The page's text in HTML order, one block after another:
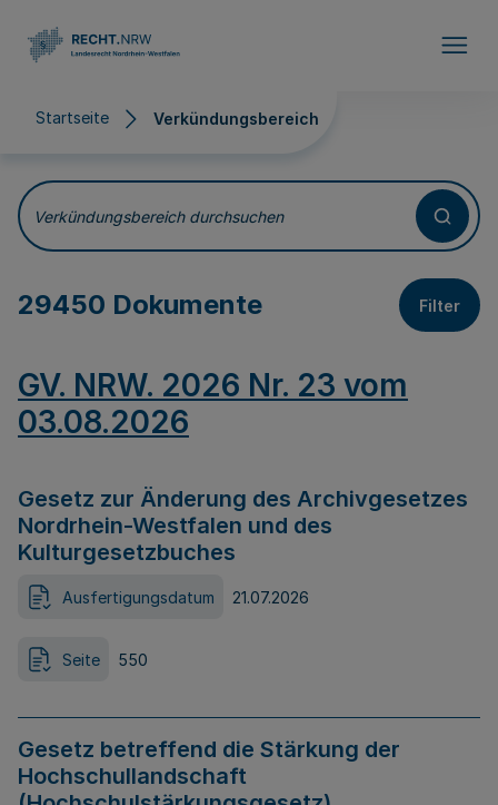
Startseite Verkündungsbereich
Verkündungsbereich
Verkündungsbereich durchsuchen
29450 Dokumente Filter
GV. NRW. 2026 Nr. 23 vom
03.08.2026
Gesetz zur Änderung des Archivgesetzes
Nordrhein-Westfalen und des
Kulturgesetzbuches
Ausfertigungsdatum 21.07.2026
Seite 550
Gesetz betreffend die Stärkung der
Hochschullandschaft